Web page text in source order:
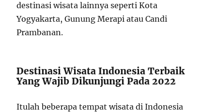
destinasi wisata lainnya seperti Kota
Yogyakarta, Gunung Merapi atau Candi
Prambanan.
Destinasi Wisata Indonesia Terbaik
Yang Wajib Dikunjungi Pada 2022
Itulah beberapa tempat wisata di Indonesia